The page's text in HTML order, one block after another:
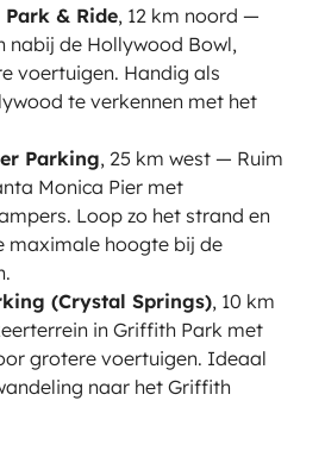
& Ride, 12 km noord —
nabij de Hollywood Bowl,
voertuigen. Handig als
te verkennen met het
Parking, 25 km west — Ruim
Monica Pier met
Loop zo het strand en
maximale hoogte bij de
(Crystal Springs), 10 km
in Griffith Park met
grotere voertuigen. Ideaal
naar het Griffith